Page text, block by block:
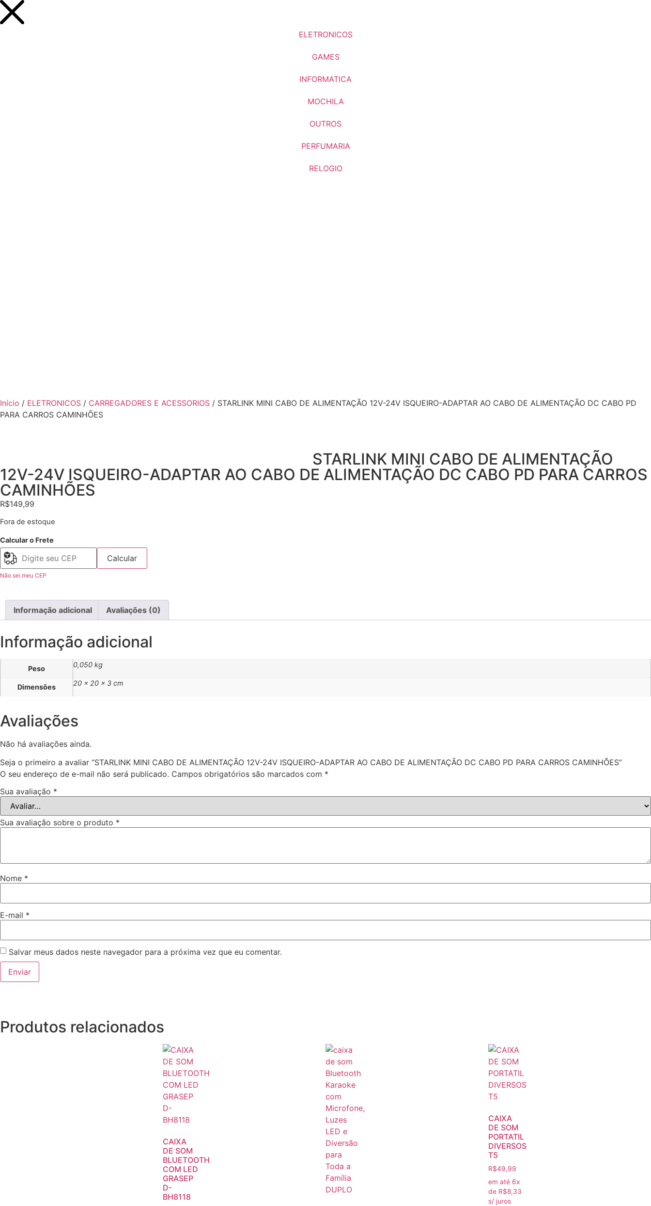
ELETRONICOS
GAMES
INFORMATICA
MOCHILA
OUTROS
PERFUMARIA
RELOGIO
Início / ELETRONICOS / CARREGADORES E ACESSORIOS / STARLINK MINI CABO DE ALIMENTAÇÃO 12V-24V ISQUEIRO-ADAPTAR AO CABO DE ALIMENTAÇÃO DC CABO PD
PARA CARROS CAMINHÕES
STARLINK MINI CABO DE ALIMENTAÇÃO
12V-24V ISQUEIRO-ADAPTAR AO CABO DE ALIMENTAÇÃO DC CABO PD PARA CARROS
CAMINHÕES
R$149,99
Fora de estoque
Calcular o Frete
Calcular
Não sei meu CEP
Informação adicional Avaliações (0)
Informação adicional
Peso 0,050 kg
Dimensões 20 × 20 × 3 cm
Avaliações
Não há avaliações ainda.
Seja o primeiro a avaliar “STARLINK MINI CABO DE ALIMENTAÇÃO 12V-24V ISQUEIRO-ADAPTAR AO CABO DE ALIMENTAÇÃO DC CABO PD PARA CARROS CAMINHÕES”
O seu endereço de e-mail não será publicado. Campos obrigatórios são marcados com *
Sua avaliação *
Sua avaliação sobre o produto *
Nome *
E-mail *
Salvar meus dados neste navegador para a próxima vez que eu comentar.
Produtos relacionados
CAIXA
DE SOM
BLUETOOTH
COM LED
GRASEP
D-
BH8118
CAIXA
DE SOM
PORTATIL
DIVERSOS
T5
R$49,99
em até 6x
de R$8,33
s/ juros